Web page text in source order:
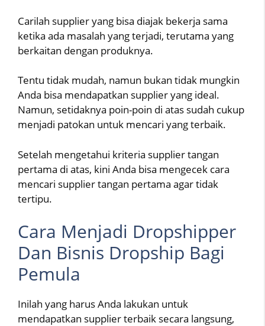
Carilah supplier yang bisa diajak bekerja sama
ketika ada masalah yang terjadi, terutama yang
berkaitan dengan produknya.
Tentu tidak mudah, namun bukan tidak mungkin
Anda bisa mendapatkan supplier yang ideal.
Namun, setidaknya poin-poin di atas sudah cukup
menjadi patokan untuk mencari yang terbaik.
Setelah mengetahui kriteria supplier tangan
pertama di atas, kini Anda bisa mengecek cara
mencari supplier tangan pertama agar tidak
tertipu.
Cara Menjadi Dropshipper
Dan Bisnis Dropship Bagi
Pemula
Inilah yang harus Anda lakukan untuk
mendapatkan supplier terbaik secara langsung,